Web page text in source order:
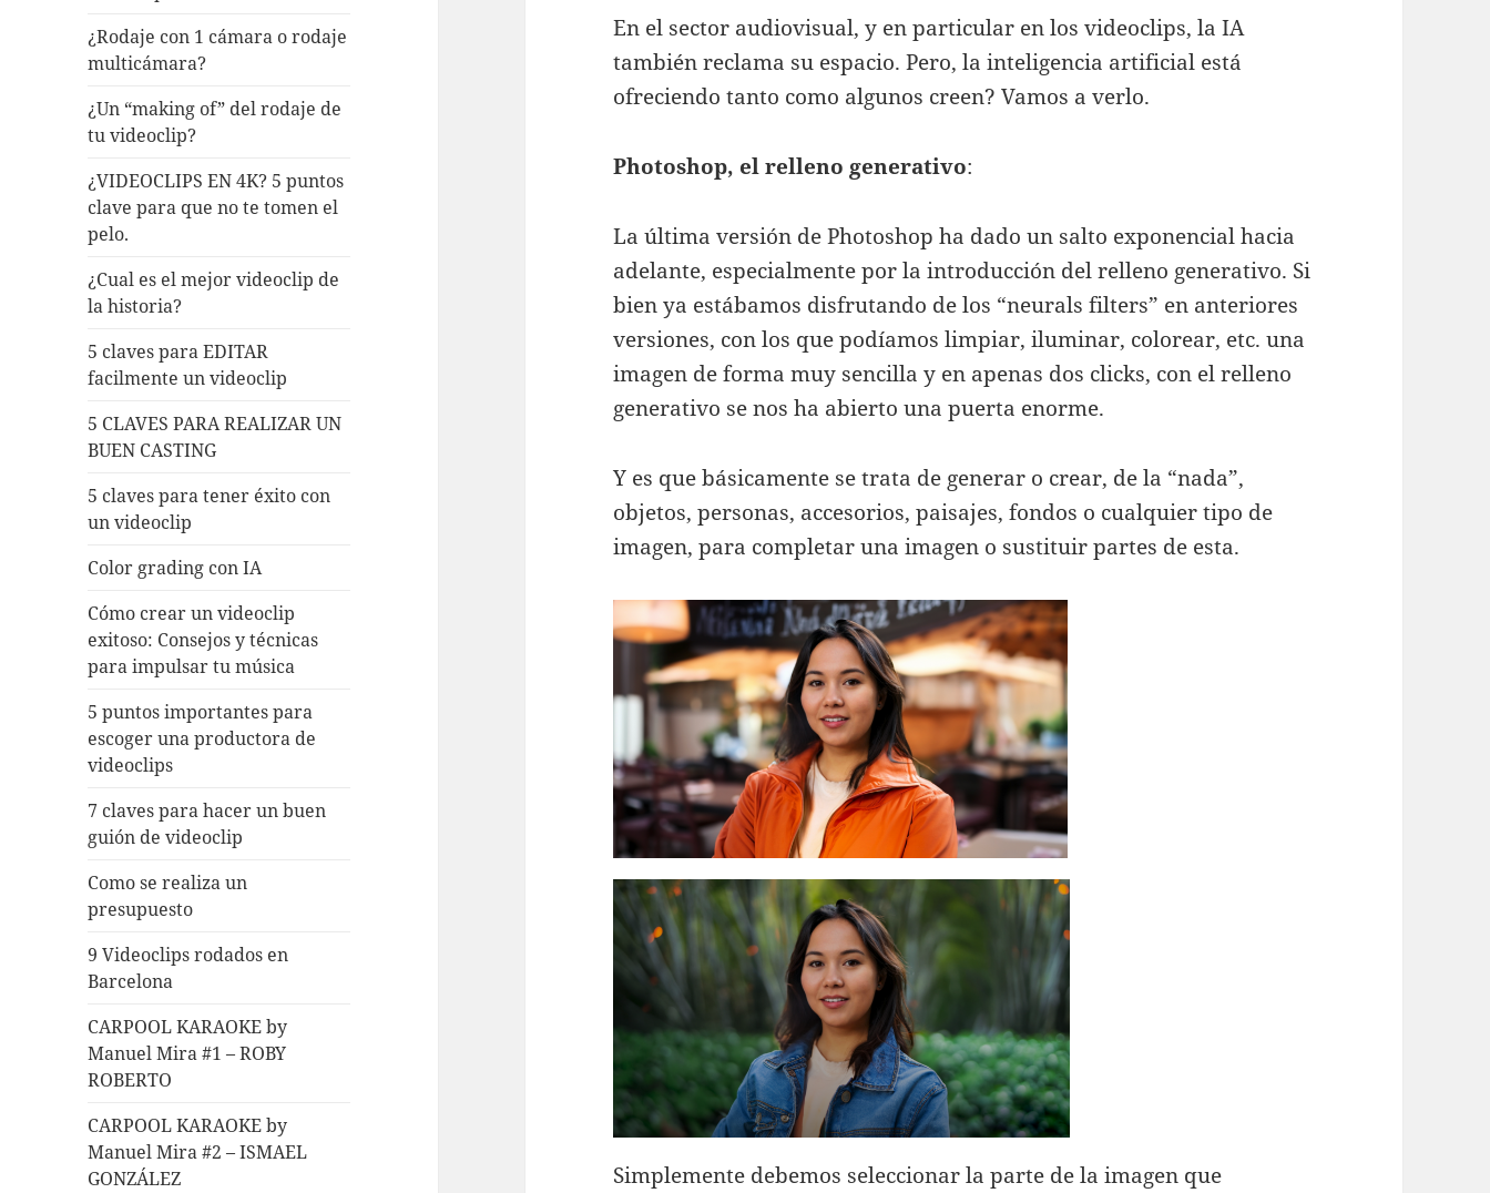
¿Rodaje con 1 cámara o rodaje
multicámara?
¿Un “making of” del rodaje de
tu videoclip?
¿VIDEOCLIPS EN 4K? 5 puntos
clave para que no te tomen el
pelo.
¿Cual es el mejor videoclip de
la historia?
5 claves para EDITAR
facilmente un videoclip
5 CLAVES PARA REALIZAR UN
BUEN CASTING
5 claves para tener éxito con
un videoclip
Color grading con IA
Cómo crear un videoclip
exitoso: Consejos y técnicas
para impulsar tu música
5 puntos importantes para
escoger una productora de
videoclips
7 claves para hacer un buen
guión de videoclip
Como se realiza un
presupuesto
9 Videoclips rodados en
Barcelona
CARPOOL KARAOKE by
Manuel Mira #1 – ROBY
ROBERTO
CARPOOL KARAOKE by
Manuel Mira #2 – ISMAEL
GONZÁLEZ
En el sector audiovisual, y en particular en los videoclips, la IA
también reclama su espacio. Pero, la inteligencia artificial está
ofreciendo tanto como algunos creen? Vamos a verlo.
Photoshop, el relleno generativo:
La última versión de Photoshop ha dado un salto exponencial hacia
adelante, especialmente por la introducción del relleno generativo. Si
bien ya estábamos disfrutando de los “neurals filters” en anteriores
versiones, con los que podíamos limpiar, iluminar, colorear, etc. una
imagen de forma muy sencilla y en apenas dos clicks, con el relleno
generativo se nos ha abierto una puerta enorme.
Y es que básicamente se trata de generar o crear, de la “nada”,
objetos, personas, accesorios, paisajes, fondos o cualquier tipo de
imagen, para completar una imagen o sustituir partes de esta.
Simplemente debemos seleccionar la parte de la imagen que